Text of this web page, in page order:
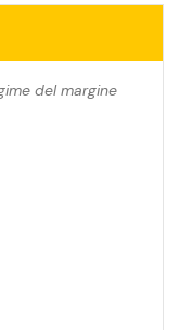
del margine